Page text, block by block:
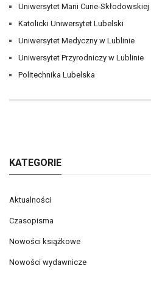
Uniwersytet Marii Curie-
Katolicki Uniwersytet Lubelski
Uniwersytet Medyczny w Lublinie
Uniwersytet Przyrodniczy w Lublinie
Politechnika Lubelska
KATEGORIE
Aktualności
Czasopisma
Nowości książkowe
Nowości wydawnicze